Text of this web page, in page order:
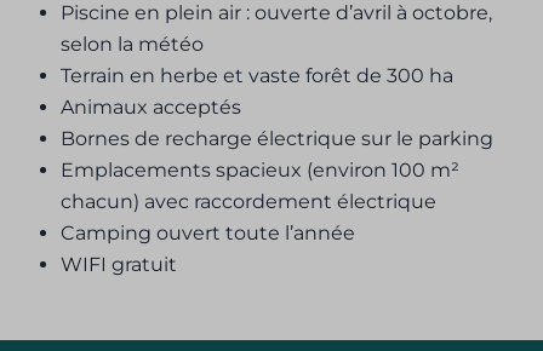
Piscine en plein air : ouverte d’avril à octobre,
selon la météo
Terrain en herbe et vaste forêt de 300 ha
Animaux acceptés
Bornes de recharge électrique sur le parking
Emplacements spacieux (environ 100 m²
chacun) avec raccordement électrique
Camping ouvert toute l’année
WIFI gratuit